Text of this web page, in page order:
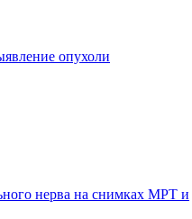
опухоли
нерва на снимках МРТ и